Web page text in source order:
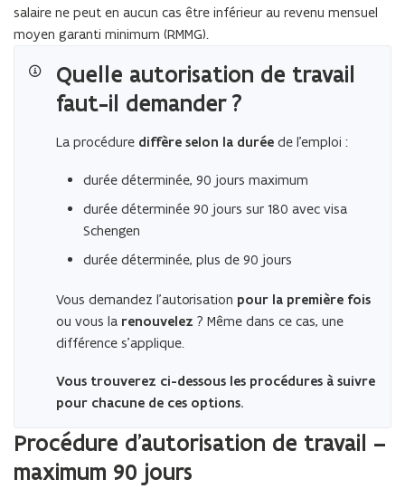
salaire ne peut en aucun cas être inférieur au revenu mensuel
moyen garanti minimum (RMMG).
Quelle autorisation de travail
faut-il demander ?
La procédure diffère selon la durée de l’emploi :
durée déterminée, 90 jours maximum
durée déterminée 90 jours sur 180 avec visa
Schengen
durée déterminée, plus de 90 jours
Vous demandez l’autorisation pour la première fois
ou vous la renouvelez ? Même dans ce cas, une
différence s’applique.
Vous trouverez ci-dessous les procédures à suivre
pour chacune de ces options.
Procédure d’autorisation de travail –
maximum 90 jours